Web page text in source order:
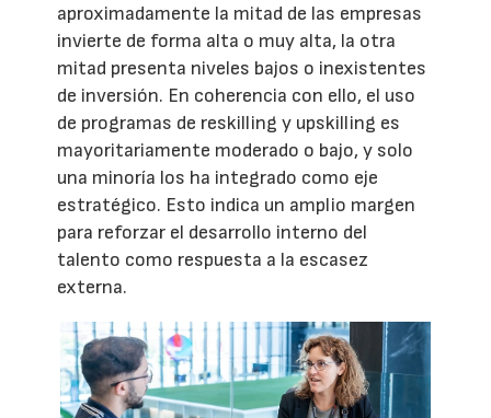
aproximadamente la mitad de las empresas
invierte de forma alta o muy alta, la otra
mitad presenta niveles bajos o inexistentes
de inversión. En coherencia con ello, el uso
de programas de reskilling y upskilling es
mayoritariamente moderado o bajo, y solo
una minoría los ha integrado como eje
estratégico. Esto indica un amplio margen
para reforzar el desarrollo interno del
talento como respuesta a la escasez
externa.